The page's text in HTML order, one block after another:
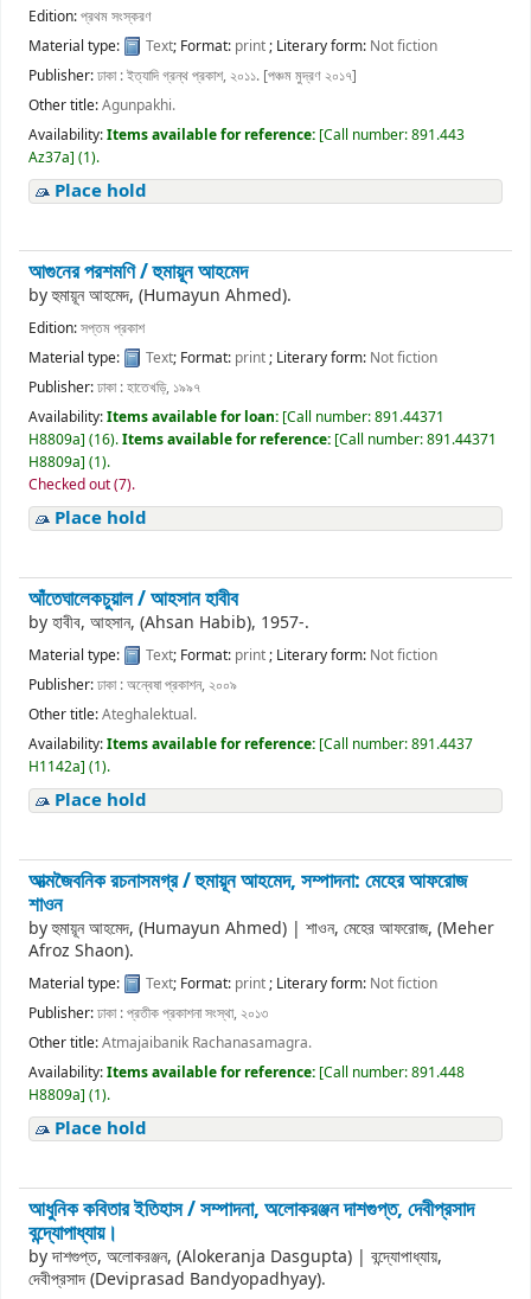
Edition:প্রথম সংস্করণ
Material type:
Text; Format: print; Literary form: Not fiction
Publisher:ঢাকা : ইত্যাদি গ্রন্থ প্রকাশ, ২০১১. [পঞ্চম মুদ্রণ ২০১৭]
Other title:Agunpakhi.
Availability:Items available for reference: [Call number:891.443
Az37a] (1).
Place hold
আগুনের পরশমণি /হুমায়ূন আহমেদ
byহুমায়ূন আহমেদ, (Humayun Ahmed).
Edition:সপ্তম প্রকাশ
Material type:
Text; Format: print; Literary form: Not fiction
Publisher:ঢাকা : হাতেখড়ি, ১৯৯৭
Availability:Items available for loan: [Call number:891.44371
H8809a] (16).Items available for reference: [Call number:891.44371
H8809a] (1).
Checked out (7).
Place hold
আঁতেঘালেকচুয়াল /আহসান হাবীব
byহাবীব, আহসান, (Ahsan Habib), 1957-.
Material type: Text; Format: print; Literary form: Not fiction
Publisher:ঢাকা : অন্বেষা প্রকাশন, ২০০৯
Other title:Ateghalektual.
Availability:Items available for reference: [Call number:891.4437
H1142a] (1).
Place hold
আত্মজৈবনিক রচনাসমগ্র /হুমায়ূন আহমেদ, সম্পাদনা: মেহের আফরোজ
শাওন
byহুমায়ূন আহমেদ, (Humayun Ahmed) | শাওন, মেহের আফরোজ, (Meher
Afroz Shaon).
Material type: Text; Format: print; Literary form: Not fiction
Publisher:ঢাকা : প্রতীক প্রকাশনা সংস্থা, ২০১৩
Other title:Atmajaibanik Rachanasamagra.
Availability:Items available for reference: [Call number:891.448
H8809a] (1).
Place hold
আধুনিক কবিতার ইতিহাস /সম্পাদনা, অলোকরঞ্জন দাশগুপ্ত, দেবীপ্রসাদ
বন্দ্যোপাধ্যায়।
byদাশগুপ্ত, অলোকরঞ্জন, (Alokeranja Dasgupta) | বন্দ্যোপাধ্যায়,
দেবীপ্রসাদ (Deviprasad Bandyopadhyay).